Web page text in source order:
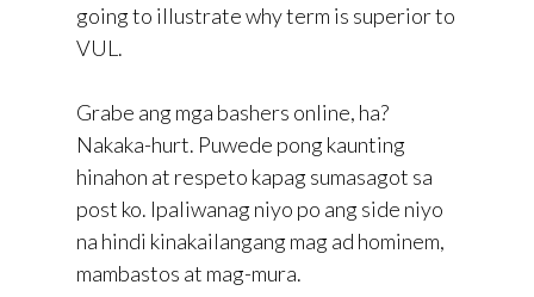
going to illustrate why term is superior to
VUL.
Grabe ang mga bashers online, ha?
Nakaka-hurt. Puwede pong kaunting
hinahon at respeto kapag sumasagot sa
post ko. Ipaliwanag niyo po ang side niyo
na hindi kinakailangang mag ad hominem,
mambastos at mag-mura.